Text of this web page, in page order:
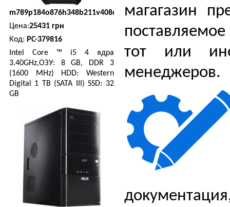
m789p184o876h348b211v408c673s307
Цена:25431 грн
Код: PC-379816
Intel Core ™ i5 4 ядра
3.40GHz,ОЗУ: 8 GB, DDR 3
(1600 MHz) HDD: Western
Digital 1 TB (SATA III) SSD: 32
GB
магагазин
тот или
менеджеров.